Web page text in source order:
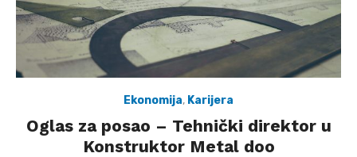
Ekonomija, Karijera
Oglas za posao – Tehnički direktor u
Konstruktor Metal doo